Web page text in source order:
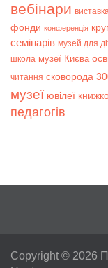
вебінари
фонди конференція
семінарів музей для
школа музеї Києва
читання сковорода
музеї ювілеї
педагогів
Copyright © 2026